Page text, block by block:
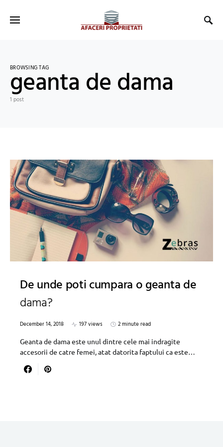
BROWSING TAG
geanta de dama
1 post
De unde poti cumpara o geanta de
dama?
December 14, 2018 197 views
2 minute read
Geanta de dama este unul dintre cele mai indragite
accesorii de catre femei, atat datorita faptului ca este…